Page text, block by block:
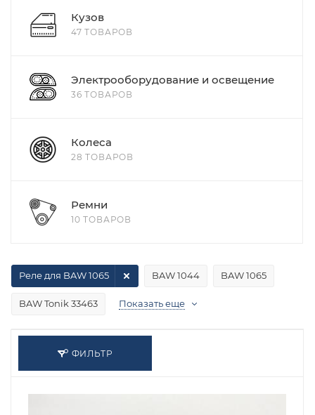
Кузов
47 ТОВАРОВ
Электрооборудование и освещение
36 ТОВАРОВ
Колеса
28 ТОВАРОВ
Ремни
10 ТОВАРОВ
BAW 1044 BAW 1065
BAW Tonik 33463
Реле для BAW 1065
Показать еще
ФИЛЬТР